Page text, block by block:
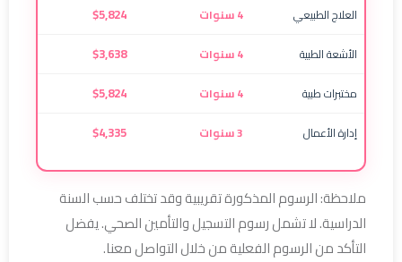
العلاج الطبيعي 4 سنوات $5,824
الأشعة الطبية 4 سنوات $3,638
مختبرات طبية 4 سنوات $5,824
إدارة الأعمال 3 سنوات $4,335
ملاحظة: الرسوم المذكورة تقريبية وقد تختلف حسب السنة
الدراسية. لا تشمل رسوم التسجيل والتأمين الصحي. يفضل
التأكد من الرسوم الفعلية من خلال التواصل معنا.